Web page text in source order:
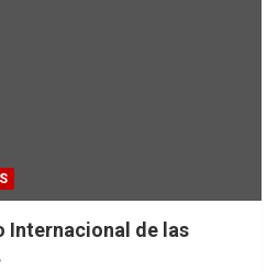
Internacional de las